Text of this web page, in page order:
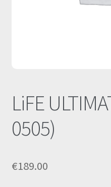
LiFE
0505)
€189.00